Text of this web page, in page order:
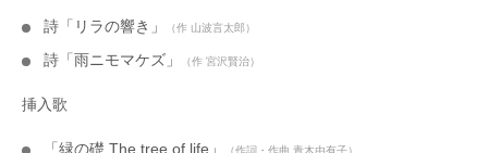
詩「リラの響き」 （作 山波言太郎）
詩「雨ニモマケズ」 （作 宮沢賢治）
挿入歌
「緑の礎 The tree of life」 （作詞・作曲 青木由有子）